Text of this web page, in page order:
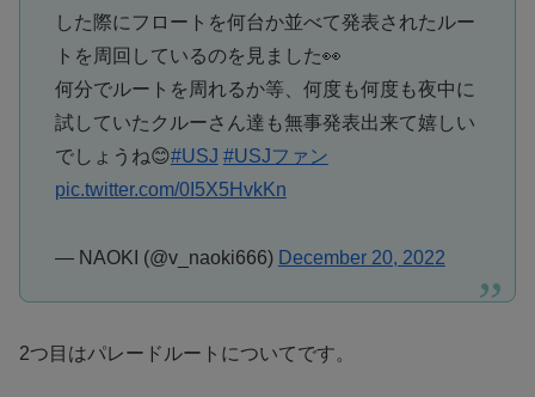
した際にフロートを何台か並べて発表されたルー
トを周回しているのを見ました👀
何分でルートを周れるか等、何度も何度も夜中に
試していたクルーさん達も無事発表出来て嬉しい
でしょうね😊#USJ #USJファン
pic.twitter.com/0I5X5HvkKn
— NAOKI (@v_naoki666) December 20, 2022
2つ目はパレードルートについてです。